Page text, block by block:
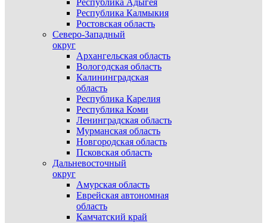
Республика Адыгея
Республика Калмыкия
Ростовская область
Северо-Западный
округ
Архангельская область
Вологодская область
Калининградская
область
Республика Карелия
Республика Коми
Ленинградская область
Мурманская область
Новгородская область
Псковская область
Дальневосточный
округ
Амурская область
Еврейская автономная
область
Камчатский край